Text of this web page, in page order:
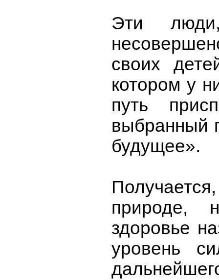
Эти люди,
своих
котором у
путь
выбранный
будущее».
природе,
здоровье
уровень